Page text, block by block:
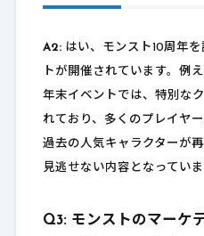
A2:はい、モンスト10周年
トが開催されています。例
年末イベントでは、特別な
れており、多くのプレイヤ
過去の人気キャラクターが
見逃せない内容となっていま
Q3: モンストのマーケ